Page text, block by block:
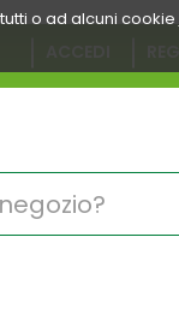
o ad alcuni cookie